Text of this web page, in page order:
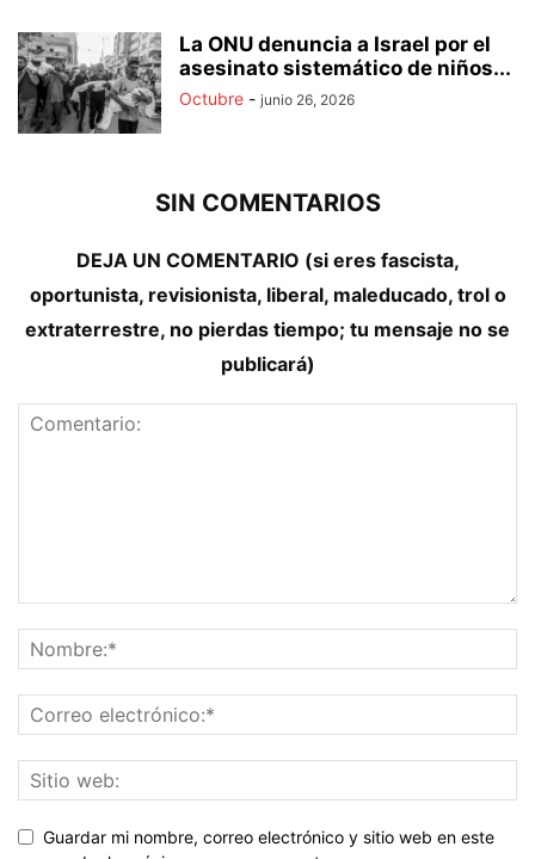
La ONU denuncia a Israel por el
asesinato sistemático de niños...
Octubre - junio 26, 2026
SIN COMENTARIOS
DEJA UN COMENTARIO (si eres fascista,
oportunista, revisionista, liberal, maleducado, trol o
extraterrestre, no pierdas tiempo; tu mensaje no se
publicará)
Guardar mi nombre, correo electrónico y sitio web en este